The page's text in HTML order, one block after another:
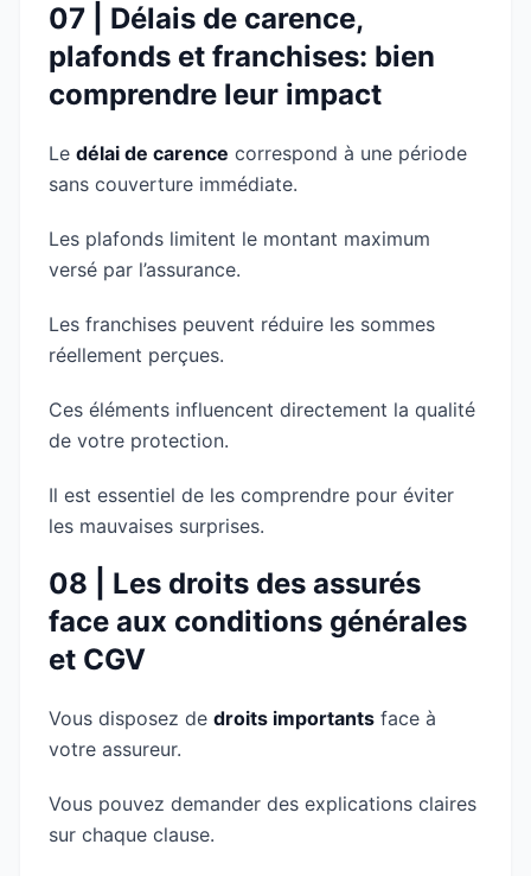
07 | Délais de carence,
plafonds et franchises: bien
comprendre leur impact
Le délai de carence correspond à une période
sans couverture immédiate.
Les plafonds limitent le montant maximum
versé par l’assurance.
Les franchises peuvent réduire les sommes
réellement perçues.
Ces éléments influencent directement la qualité
de votre protection.
Il est essentiel de les comprendre pour éviter
les mauvaises surprises.
08 | Les droits des assurés
face aux conditions générales
et CGV
Vous disposez de droits importants face à
votre assureur.
Vous pouvez demander des explications claires
sur chaque clause.